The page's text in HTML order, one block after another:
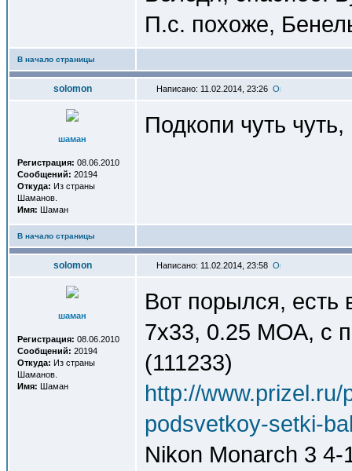
П.с. похоже,
В начало страницы
solomon Написано: 11.02.2014, 23:26
шаман
Регистрация: 08.06.2010
Сообщений: 20194
Откуда: Из страны
Шаманов.
Имя: Шаман
Подкопи чуть
В начало страницы
solomon Написано: 11.02.2014, 23:58
шаман
Регистрация: 08.06.2010
Сообщений: 20194
Откуда: Из страны
Шаманов.
Имя: Шаман
Вот порылся, есть
7x33, 0.25 МОА, с
(111233)
http://
podsvetkoy-setki-
Nikon Monarch 3